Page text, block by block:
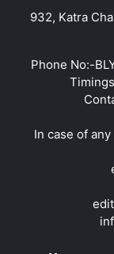
932, Katra
Phone No:-
In case of